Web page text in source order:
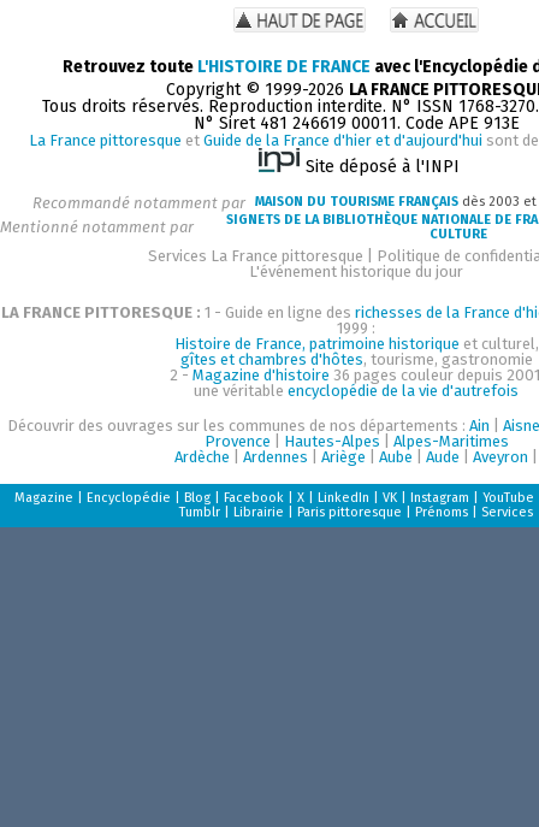
Retrouvez toute L'HISTOIRE DE FRANCE avec l'Encyclopédie
Copyright © 1999-2026 LA FRANCE
Tous droits réservés. Reproduction interdite. N° ISSN 1768-
N° Siret 481 246619 00011. Code APE 913E
La France pittoresque et Guide de la France d'hier et d'aujourd'hui sont
Site déposé à l'INPI
Recommandé notamment par MAISON DU TOURISME FRANÇAIS dès 2003 et
Mentionné notamment par
SIGNETS DE LA BIBLIOTHÈQUE NATIONALE DE
CULTURE
Services La France pittoresque
Politique de
L'événement historique du jour
LA FRANCE PITTORESQUE : 1 - Guide en ligne des richesses de la France
1999 :
Histoire de France, patrimoine historique et culturel,
gîtes et chambres d'hôtes, tourisme, gastronomie
2 - Magazine d'histoire 36 pages couleur depuis
une véritable encyclopédie de la vie d'autrefois
Découvrir des ouvrages sur les communes de nos départements : Ain
Aisne
Provence
Hautes-Alpes
Alpes-Maritimes
Ardèche
Ardennes Ariège Aube Aude Aveyron
Magazine Encyclopédie Blog Facebook X LinkedIn VK Instagram YouTube
Tumblr
Librairie Paris pittoresque Prénoms Services